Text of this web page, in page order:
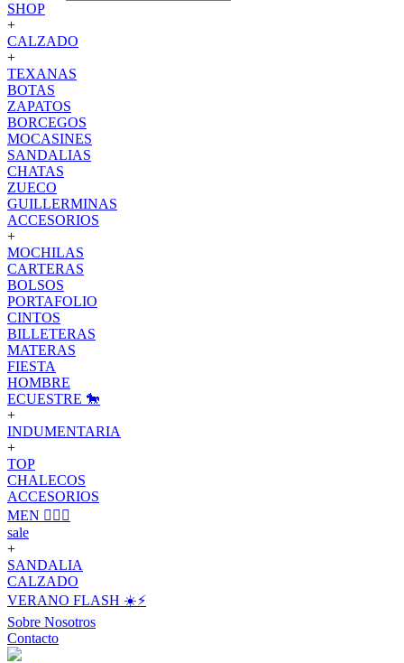
SHOP
+
CALZADO
+
TEXANAS
BOTAS
ZAPATOS
BORCEGOS
MOCASINES
SANDALIAS
CHATAS
ZUECO
GUILLERMINAS
ACCESORIOS
+
MOCHILAS
CARTERAS
BOLSOS
PORTAFOLIO
CINTOS
BILLETERAS
MATERAS
FIESTA
HOMBRE
ECUESTRE 🐎
+
INDUMENTARIA
+
TOP
CHALECOS
ACCESORIOS
MEN 🙋🏽‍♂️
sale
+
SANDALIA
CALZADO
VERANO FLASH ☀️⚡️
Sobre Nosotros
Contacto